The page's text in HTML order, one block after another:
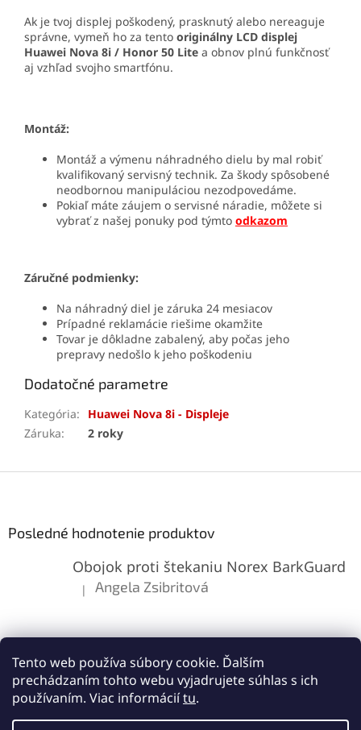
Tento web používa súbory cookie. Ďalším
prechádzaním tohto webu vyjadrujete súhlas s ich
používaním. Viac informáciítu.
Ak je tvoj displej poškodený, prasknutý alebo nereaguje
správne, vymeň ho za tento originálny LCD displej
Huawei Nova 8i / Honor 50 Lite a obnov plnú funkčnosť
aj vzhľad svojho smartfónu.
Montáž:
Montáž a výmenu náhradného dielu by mal robiť
kvalifikovaný servisný technik. Za škody spôsobené
neodbornou manipuláciou nezodpovedáme.
Pokiaľ máte záujem o servisné náradie, môžete si
vybrať z našej ponuky pod týmto odkazom
Záručné podmienky:
Na náhradný diel je záruka 24 mesiacov
Prípadné reklamácie riešime okamžite
Tovar je dôkladne zabalený, aby počas jeho
prepravy nedošlo k jeho poškodeniu
Dodatočné parametre
Kategória:
Huawei Nova 8i - Displeje
Záruka: 2 roky
Posledné hodnotenie produktov
Obojok proti štekaniu Norex BarkGuard
Hodnotenie produktu je 5 z 5 hviezdičiek.
| Angela Zsibritová
Vytvoril Shoptet